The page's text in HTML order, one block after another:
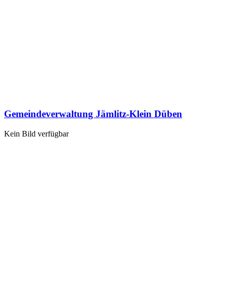
Gemeindeverwaltung Jämlitz-Klein Düben
Kein Bild verfügbar